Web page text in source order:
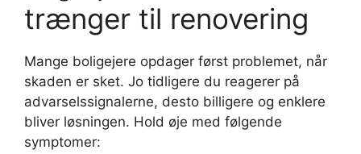
trænger til renovering
Mange boligejere opdager først problemet, når
skaden er sket. Jo tidligere du reagerer på
advarselssignalerne, desto billigere og enklere
bliver løsningen. Hold øje med følgende
symptomer: